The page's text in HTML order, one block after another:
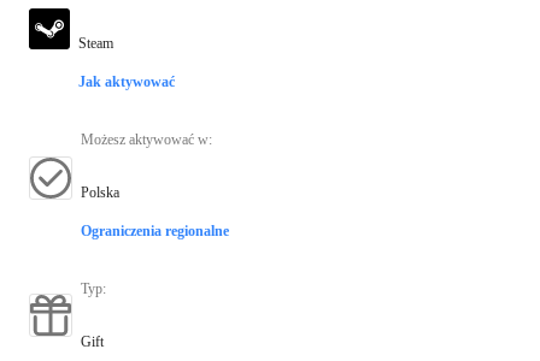
Steam
Jak aktywować
Możesz aktywować w:
Polska
Ograniczenia regionalne
Typ:
Gift